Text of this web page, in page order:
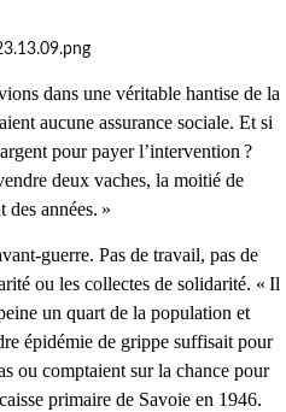
dans une véritable hantise de la
aucune assurance sociale. Et si
pour payer l’intervention ?
deux vaches, la moitié de
années. »
guerre. Pas de travail, pas de
ou les collectes de solidarité. « Il
un quart de la population et
épidémie de grippe suffisait pour
ou comptaient sur la chance pour
primaire de Savoie en 1946.